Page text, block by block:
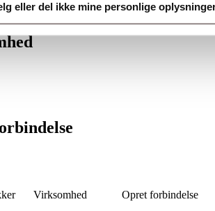
eller del ikke mine personlige
Virksomhed
Opret forbindelse